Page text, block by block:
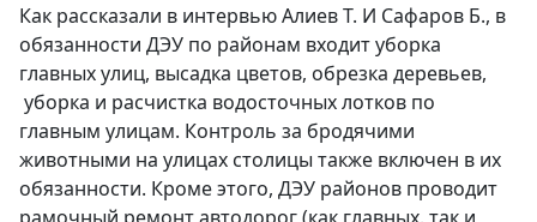
Как рассказали в интервью Алиев Т. И Сафаров Б., в
обязанности ДЭУ по районам входит уборка
главных улиц, высадка цветов, обрезка деревьев,
уборка и расчистка водосточных лотков по
главным улицам. Контроль за бродячими
животными на улицах столицы также включен в их
обязанности. Кроме этого, ДЭУ районов проводит